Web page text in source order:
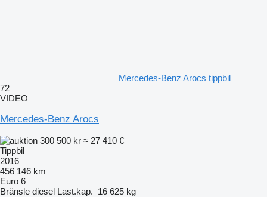
Mercedes-Benz Arocs tippbil
72
VIDEO
Mercedes-Benz Arocs
300 500 kr ≈ 27 410 €
Tippbil
2016
456 146 km
Euro 6
Bränsle diesel Last.kap. 16 625 kg